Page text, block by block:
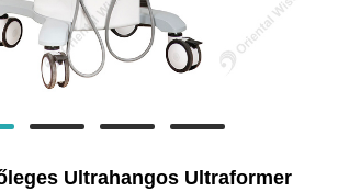
Ultrahangos Ultraformer